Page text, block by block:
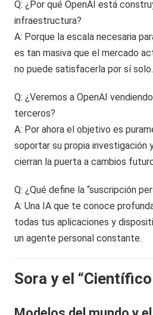
Q: ¿Por qué OpenAI está
infraestructura?
A: Porque la escala necesaria
es tan masiva que el mercado
no puede satisfacerla por sí solo.
Q: ¿Veremos a OpenAI
terceros?
A: Por ahora el objetivo es
soportar su propia investigación
cierran la puerta a cambios
Q: ¿Qué define la “suscripción
A: Una IA que te conoce
todas tus aplicaciones y
un agente personal constante.
Sora y el “Científico